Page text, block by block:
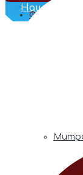
Наш
Фонди